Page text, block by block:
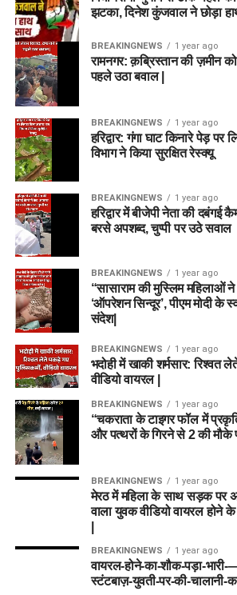
झटका, दिनेश कुंजवाल ने छोड़ा
BREAKINGNEWS 1 year ago
रामनगर: क़ब्रिस्तान की ज़मीन
पहले उठा बवाल |
BREAKINGNEWS 1 year ago
हरिद्वार: गंगा घाट किनारे पेड़ पर
विभाग ने किया सुरक्षित रेस्क्यू
BREAKINGNEWS 1 year ago
हरिद्वार में बीजेपी नेता की
बरसे अपशब्द, चुप्पी पर उठे सवाल
BREAKINGNEWS 1 year ago
“सासाराम की मुस्लिम महिलाओं ने
‘ऑपरेशन सिन्दूर’, पीएम मोदी के
संदेश|
BREAKINGNEWS 1 year ago
भदोही में खाकी शर्मसार: रिश्वत
वीडियो वायरल |
BREAKINGNEWS 1 year ago
“चकराता के टाइगर फॉल में
और पत्थरों के गिरने से 2 की मौके
BREAKINGNEWS 1 year ago
मेरठ में महिला के साथ सड़क पर
वाला युवक वीडियो वायरल होने
BREAKINGNEWS 1 year ago
वायरल-होने-का-शौक-पड़ा-
स्टंटबाज़-युवती-पर-की-चालानी-